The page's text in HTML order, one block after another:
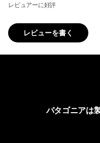
レビュアーに好評
レビューを書く
パタゴニアは